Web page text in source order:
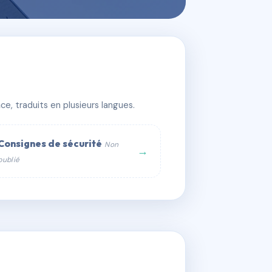
traduits en plusieurs langues.
de sécurité Non
→